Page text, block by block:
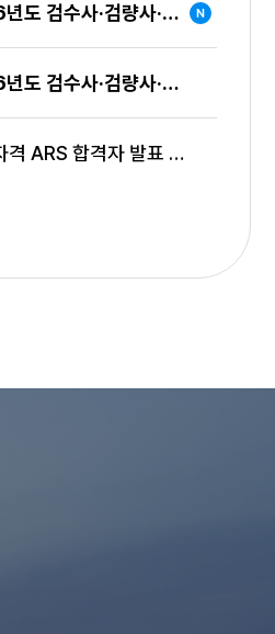
2026년도 검수사·검량사·감정사 면접시험 일시
2026년도 검수사·검량사·감정사 제1차 시험 합격
국가자격 ARS 합격자 발표 서비스 종료 안내